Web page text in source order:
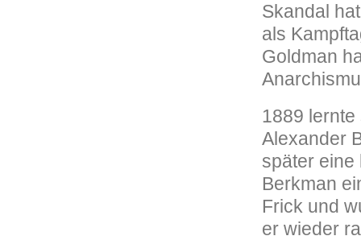
Skandal
als
Goldman
1889
Alexander
später eine
Berkman
Frick und
er wieder